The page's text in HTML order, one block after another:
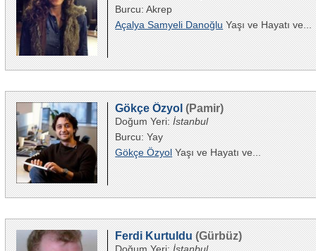
Burcu: Akrep
Açalya Samyeli DanoğluYaşı ve Hayatı ve...
Gökçe Özyol (Pamir)
Doğum Yeri:İstanbul
Burcu: Yay
Gökçe ÖzyolYaşı ve Hayatı ve...
Ferdi Kurtuldu(Gürbüz)